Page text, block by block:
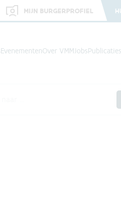
MIJN BURGERPROFIEL
EvenementenOver VMMJobsPublicaties